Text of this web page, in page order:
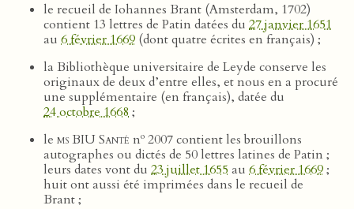
le recueil de Iohannes Brant (Amsterdam, 1702)
contient 13 lettres de Patin datées du 27 janvier 1651
au 6 février 1669 (dont quatre écrites en français) ;
la Bibliothèque universitaire de Leyde conserve les
originaux de deux d’entre elles, et nous en a procuré
une supplémentaire (en français), datée du
24 octobre 1668;
le ms BIU Santé no 2007 contient les brouillons
autographes ou dictés de 50 lettres latines de Patin ;
leurs dates vont du 23 juillet 1655 au 6 février 1669;
huit ont aussi été imprimées dans le recueil de
Brant ;